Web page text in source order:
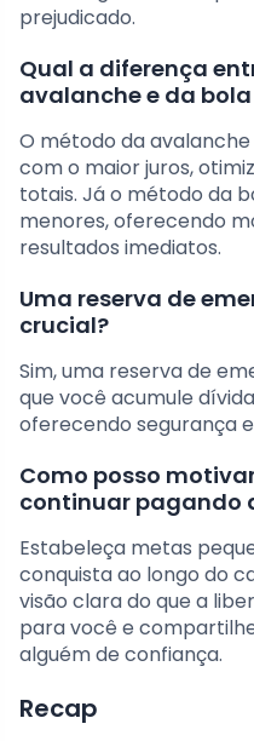
prejudicado.
Qual a diferença
avalanche e da bola
O método da
com o maior juros,
totais. Já o método da
menores, oferecendo
resultados imediatos.
Uma reserva de
crucial?
Sim, uma reserva de
que você acumule
oferecendo segurança
Como posso
continuar pagando
Estabeleça metas
conquista ao longo do
visão clara do que a
para você e
alguém de confiança.
Recap